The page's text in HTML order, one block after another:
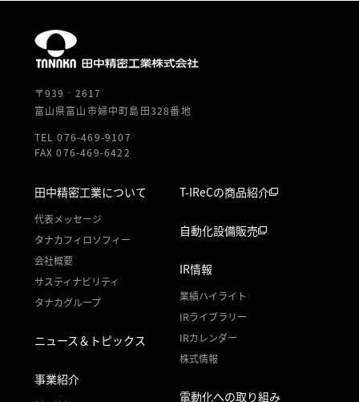
〒939‐2617
富山県富山市婦中町島田328番地
TEL 076-469-9107
FAX 076-469-6422
田中精密工業について
代表メッセージ
タナカフィロソフィー
会社概要
サスティナビリティ
タナカグループ
ニュース＆トピックス
事業紹介
T-IReCの商品紹介
自動化設備販売
IR情報
業績ハイライト
IRライブラリー
IRカレンダー
株式情報
電動化への取り組み